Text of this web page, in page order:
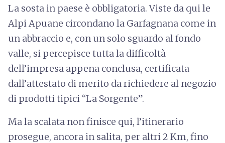
La sosta in paese è obbligatoria. Viste da qui le
Alpi Apuane circondano la Garfagnana come in
un abbraccio e, con un solo sguardo al fondo
valle, si percepisce tutta la difficoltà
dell’impresa appena conclusa, certificata
dall’attestato di merito da richiedere al negozio
di prodotti tipici “La Sorgente”.
Ma la scalata non finisce qui, l’itinerario
prosegue, ancora in salita, per altri 2 Km, fino